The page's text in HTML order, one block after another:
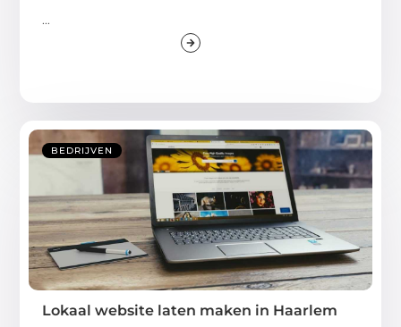
...
BEDRIJVEN
Lokaal website laten maken in Haarlem